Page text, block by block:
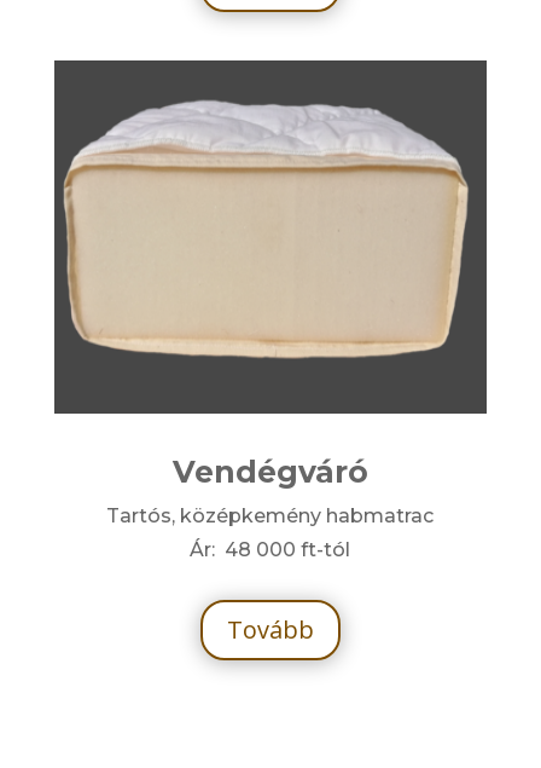
Vendégváró
Tartós, középkemény habmatrac
Ár: 48 000 ft-tól
Tovább